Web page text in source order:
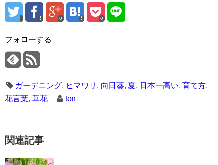
0 0
フォローする
ガーデニング, ヒマワリ , 向日葵, 夏, 日本一高い, 育て方,
花言葉, 草花 ton
関連記事